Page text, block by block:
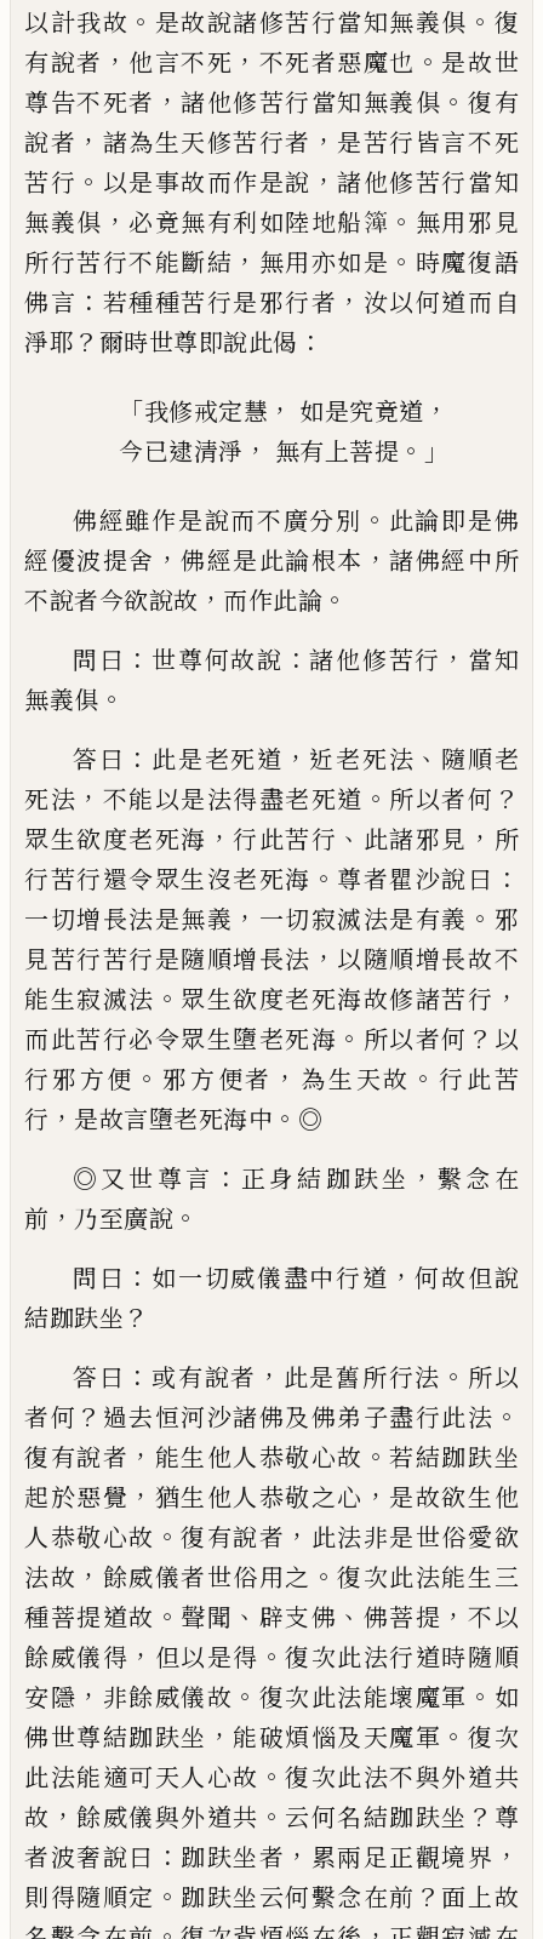
以計我故 。 是故說諸修苦行當知無義俱 。 復
有說者 ， 他言不死 ， 不死者惡魔也 。 是故世
尊告不死者 ，諸他修苦行當知無義俱 。 復有
說者 ， 諸為生天修苦行者 ， 是苦行皆言不死
苦行 。 以是事故而作是說 ，諸他修苦行當知
無義俱 ， 必竟無有利如陸地船𥱼 。 無用邪見
所行苦行不能斷結 ， 無用亦如是 。 時魔復語
佛言 ： 若種種苦行是邪行者 ， 汝以何道而自
淨耶 ？ 爾時世尊即說此偈 ：
「我修戒定慧 ， 如是究竟道 ，
今已逮清淨 ， 無有上菩提 。」
佛經雖作是說而不廣分別 。 此論即是佛
經優波提舍 ，佛經是此論根本 ，諸佛經中所
不說者今欲說故 ， 而作此論 。
問曰 ： 世尊何故說 ：諸他修苦行 ， 當知
無義俱 。
答曰 ： 此是老死道 ， 近老死法 、 隨順老
死法 ， 不能以是法得盡老死道 。 所以者何 ？
眾生欲度老死海 ，行此苦行 、 此諸邪見 ， 所
行苦行還令眾生沒老死海 。 尊者瞿沙說曰 ：
一切增長法是無義 ， 一切寂滅法是有義 。 邪
見苦行苦行是隨順增長法 ， 以隨順增長故不
能生寂滅法 。 眾生欲度老死海故修諸苦行 ，
而此苦行必令眾生墮老死海 。 所以者何 ？ 以
行邪方便 。 邪方便者 ， 為生天故 。 行此苦
行 ， 是故言墮老死海中 。 ◎
◎ 又世尊言 ： 正身結 跏趺坐 ，繫念在
前 ， 乃至廣說 。
問曰 ： 如一切威儀盡中行道 ，何故但說
結跏趺坐 ？
答曰 ： 或有說者 ， 此是舊所行法 。 所以
者何 ？ 過去恒河沙諸佛及佛弟子盡行此法 。
復有說者 ， 能生他人恭敬心故 。若結跏趺坐
起於惡覺 ， 猶生他人恭敬之心 ， 是故欲生他
人恭敬心故 。復有說者 ， 此法非是世俗愛欲
法故 ， 餘威儀者世俗用之 。復次此法能生三
種菩提道故 。 聲聞 、 辟支佛 、 佛菩提 ，不以
餘威儀得 ， 但以是得 。復次此法行道時隨順
安隱 ， 非餘威儀故 。 復次此法能壞魔軍 。 如
佛世尊結跏趺坐 ， 能破煩惱及天魔軍 。復次
此法能適可天人心故 。復次此法不與外道共
故 ，餘威儀與外道共 。 云何名結跏趺坐 ？ 尊
者波奢說曰 ： 跏趺坐者 ， 累兩足正觀境界 ，
則得隨順定 。 跏趺坐云何繫念在前 ？ 面上故